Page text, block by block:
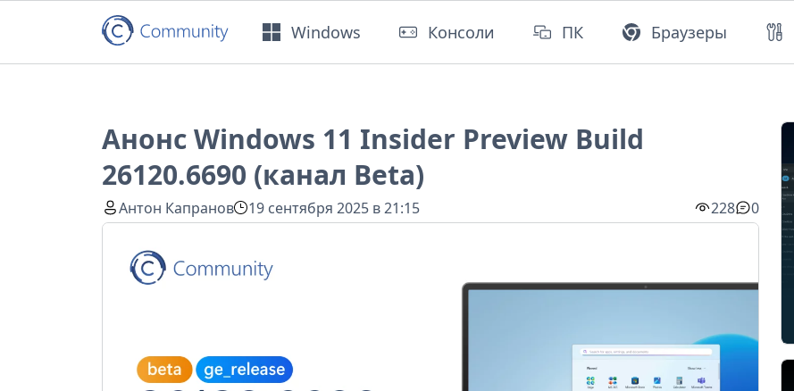
Windows Консоли ПК Браузеры
Анонс Windows 11 Insider Preview Build
26120.6690 (канал Beta)
Антон Капранов 19 сентября 2025 в 21:15 228 0